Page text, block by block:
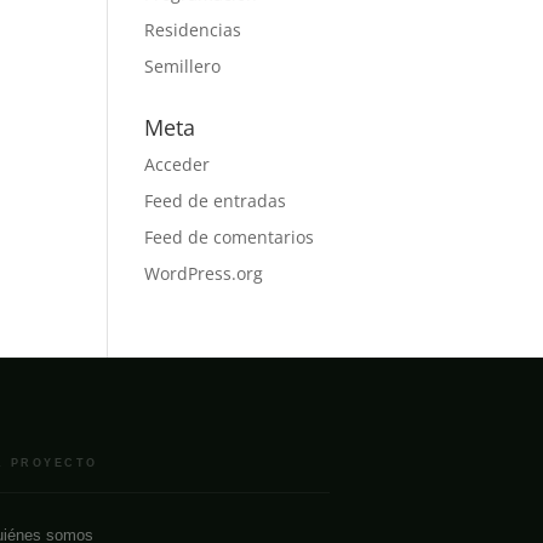
Residencias
Semillero
Meta
Acceder
Feed de entradas
Feed de comentarios
WordPress.org
PROYECTO
somos